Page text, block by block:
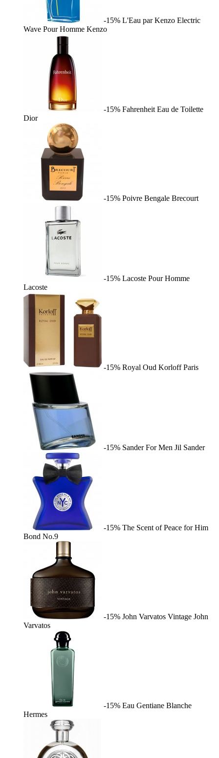
-15% L'Eau par Kenzo Electric
Wave Pour Homme Kenzo
-15% Fahrenheit Eau de Toilette
Dior
-15% Poivre Bengale Brecourt
-15% Lacoste Pour Homme
Lacoste
-15% Royal Oud Korloff Paris
-15% Sander For Men Jil Sander
-15% The Scent of Peace for Him
Bond No.9
-15% John Varvatos Vintage John
Varvatos
-15% Eau Gentiane Blanche
Hermes